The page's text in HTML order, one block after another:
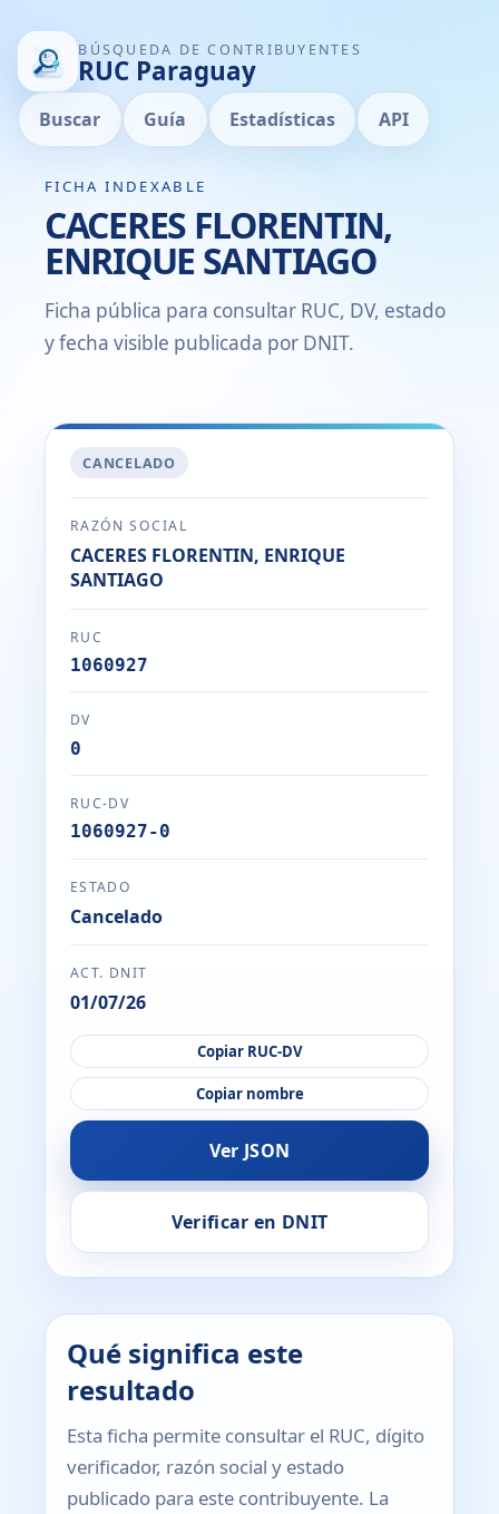
BÚSQUEDA DE CONTRIBUYENTES
RUC Paraguay
Buscar Guía Estadísticas API
FICHA INDEXABLE
CACERES FLORENTIN,
ENRIQUE SANTIAGO
Ficha pública para consultar RUC, DV, estado
y fecha visible publicada por DNIT.
CANCELADO
RAZÓN SOCIAL
CACERES FLORENTIN, ENRIQUE
SANTIAGO
RUC
1060927
DV
0
RUC-DV
1060927-0
ESTADO
Cancelado
ACT. DNIT
01/07/26
Copiar RUC-DV
Copiar nombre
Ver JSON
Verificar en DNIT
Qué significa este
resultado
Esta ficha permite consultar el RUC, dígito
verificador, razón social y estado
publicado para este contribuyente. La